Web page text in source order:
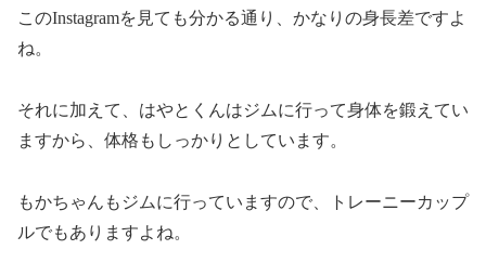
このInstagramを見ても分かる通り、かなりの身長差ですよ
ね。
それに加えて、はやとくんはジムに行って身体を鍛えてい
ますから、体格もしっかりとしています。
もかちゃんもジムに行っていますので、トレーニーカップ
ルでもありますよね。